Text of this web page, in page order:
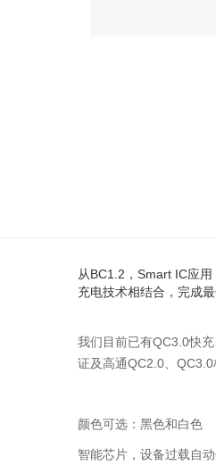
从BC1.2，Smart IC应
充电技术相结合，完成
我们目前已有QC3.0快
证及高通QC2.0、
颜色可选：黑色和白色
智能芯片，设备过载自